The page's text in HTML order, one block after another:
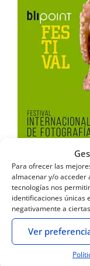
Para ofrecer las
almacenar y/o acceder
tecnologías nos
identificaciones únicas
negativamente a
Ver
Se acercan
Internacional
Lumix, no
la suerte de
Embajador